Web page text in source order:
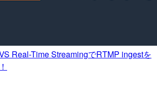
Real-Time StreamingでRTMP ingestを